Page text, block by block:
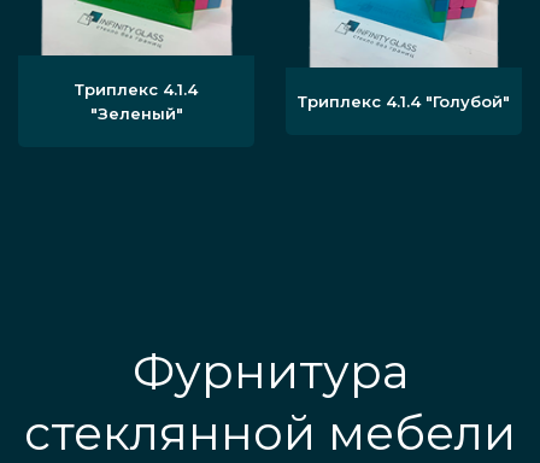
Триплекс 4.1.4
"Зеленый"
Триплекс 4.1.4 "Голубой"
Фурнитура
стеклянной мебели